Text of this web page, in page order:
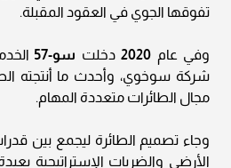
تفوقها الجوي في العقود المقبلة.
وفي عام 2020 دخلت سو-57
شركة سوخوي، وأحدث ما أنتجته
مجال الطائرات متعددة المهام.
وجاء تصميم الطائرة ليجمع بين
الأرضي والضربات الإستراتيجية